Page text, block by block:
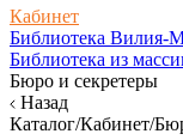
Кабинет
Библиотека Вилия-
Библиотека из
Бюро и секретеры
Назад
Каталог/Кабинет/